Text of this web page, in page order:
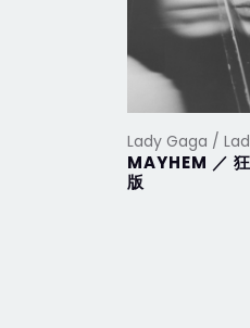
Lady Gaga /
MAYHEM ／
版